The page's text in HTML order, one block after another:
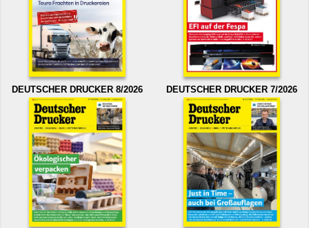
DEUTSCHER DRUCKER 8/2026 DEUTSCHER DRUCKER 7/2026